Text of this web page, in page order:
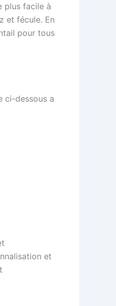
plus facile à
et fécule. En
pour tous
ci-dessous a
et